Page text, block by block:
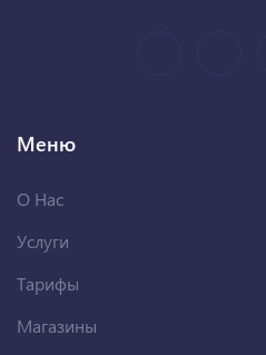
Меню
О Нас
Услуги
Тарифы
Магазины